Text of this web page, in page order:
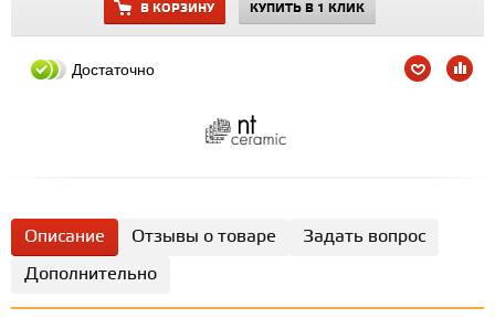
В КОРЗИНУ КУПИТЬ В 1 КЛИК
Достаточно
Описание Отзывы о товаре
Задать вопрос
Дополнительно